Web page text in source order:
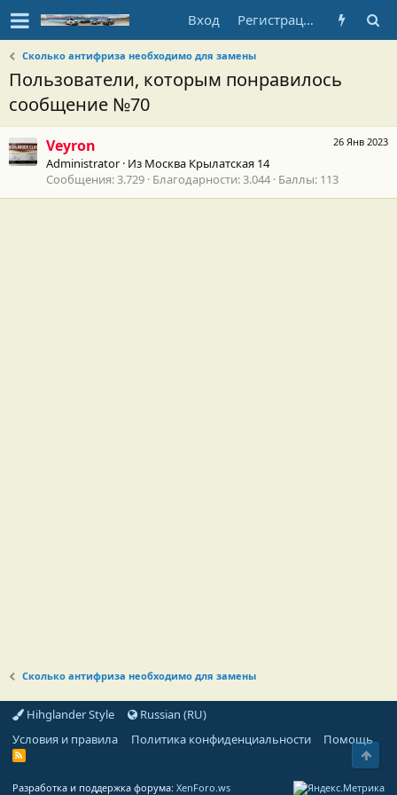
Вход Регистрация
Сколько антифриза необходимо для замены
Пользователи, которым понравилось
сообщение №70
26 Янв 2023
Veyron
Administrator · Из Москва Крылатская 14
Сообщения 3.729 Благодарности 3.044 Баллы 113
Сколько антифриза необходимо для замены
Hihglander Style
Russian (RU)
Условия и правила
Политика конфиденциальности Помощь
R
Разработка и поддержка форума: XenForo.ws